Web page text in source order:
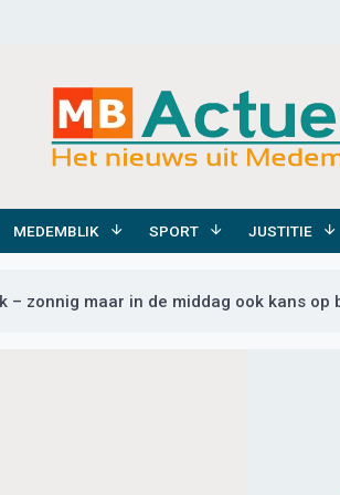
MEDEMBLIK SPORT JUSTITIE
– zonnig maar in de middag ook kans op